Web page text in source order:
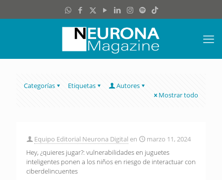
Categorías Etiquetas
Autores
Mostrar todo
Equipo Editorial Neurona Digital en
marzo 11, 2024
Hey, ¿quieres jugar?: vulnerabilidades en juguetes
inteligentes ponen a los niños en riesgo de interactuar con
ciberdelincuentes